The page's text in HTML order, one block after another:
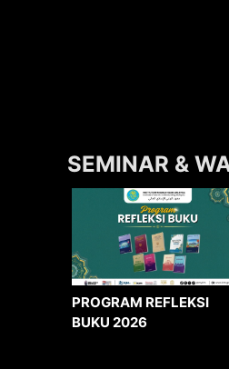
SEMINAR &
PROGRAM REFLEKSI
BUKU 2026